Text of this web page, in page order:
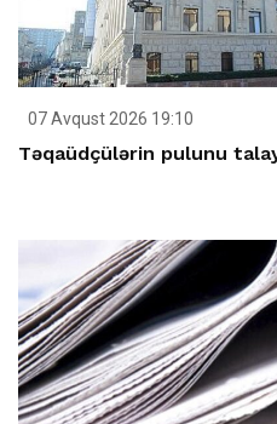
07 Avqust 2026 19:10
Təqaüdçülərin pulunu